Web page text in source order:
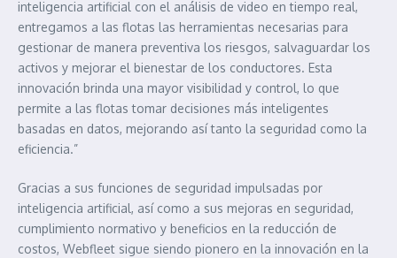
inteligencia artificial con el análisis de video en tiempo real,
entregamos a las flotas las herramientas necesarias para
gestionar de manera preventiva los riesgos, salvaguardar los
activos y mejorar el bienestar de los conductores. Esta
innovación brinda una mayor visibilidad y control, lo que
permite a las flotas tomar decisiones más inteligentes
basadas en datos, mejorando así tanto la seguridad como la
eficiencia.”
Gracias a sus funciones de seguridad impulsadas por
inteligencia artificial, así como a sus mejoras en seguridad,
cumplimiento normativo y beneficios en la reducción de
costos, Webfleet sigue siendo pionero en la innovación en la